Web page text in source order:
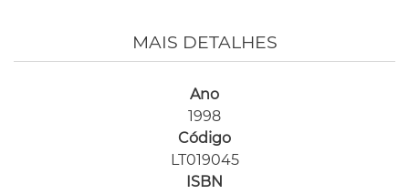
MAIS DETALHES
Ano
1998
Código
LT019045
ISBN